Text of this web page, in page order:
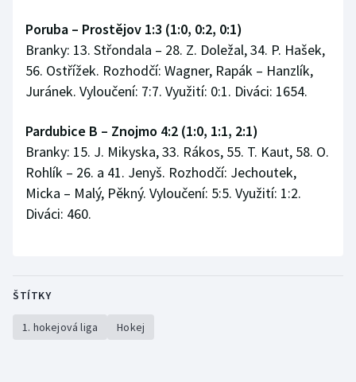
Poruba – Prostějov 1:3 (1:0, 0:2, 0:1)
Branky: 13. Střondala – 28. Z. Doležal, 34. P. Hašek,
56. Ostřížek. Rozhodčí: Wagner, Rapák – Hanzlík,
Juránek. Vyloučení: 7:7. Využití: 0:1. Diváci: 1654.
Pardubice B – Znojmo 4:2 (1:0, 1:1, 2:1)
Branky: 15. J. Mikyska, 33. Rákos, 55. T. Kaut, 58. O.
Rohlík – 26. a 41. Jenyš. Rozhodčí: Jechoutek,
Micka – Malý, Pěkný. Vyloučení: 5:5. Využití: 1:2.
Diváci: 460.
ŠTÍTKY
1. hokejová liga Hokej